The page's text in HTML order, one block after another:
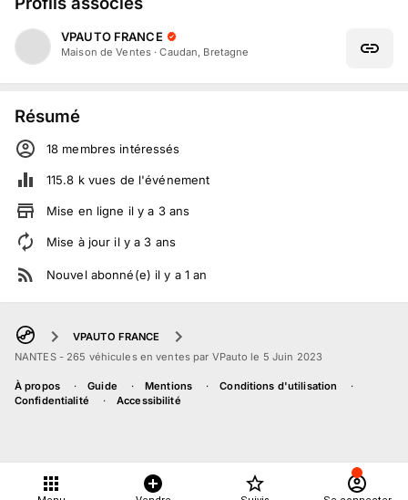
VPAUTO FRANCE
Maison de Ventes ·Caudan, Bretagne
Résumé
18 membres intéressés
115.8 kvues de l'événement
Mise en ligne il y a 3 ans
Mise à jour il y a 3 ans
Nouvel abonné(e) il y a 1 an
VPAUTO FRANCE
NANTES - 265 véhicules en ventes par VPauto le 5 Juin 2023
À propos Guide Mentions
Conditions d'utilisation
Confidentialité
Accessibilité